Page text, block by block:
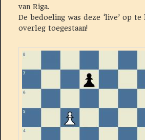
van Riga.
De bedoeling was deze ‘live’ op
overleg toegestaan!